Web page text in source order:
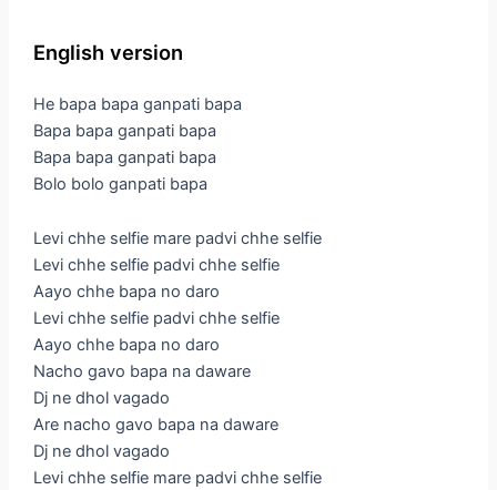
English version
He bapa bapa ganpati bapa
Bapa bapa ganpati bapa
Bapa bapa ganpati bapa
Bolo bolo ganpati bapa
Levi chhe selfie mare padvi chhe selfie
Levi chhe selfie padvi chhe selfie
Aayo chhe bapa no daro
Levi chhe selfie padvi chhe selfie
Aayo chhe bapa no daro
Nacho gavo bapa na daware
Dj ne dhol vagado
Are nacho gavo bapa na daware
Dj ne dhol vagado
Levi chhe selfie mare padvi chhe selfie